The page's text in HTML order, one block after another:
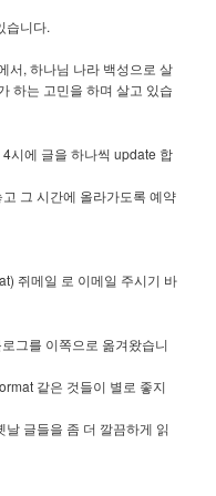
습니다.
서, 하나님 나라 백성으로 살
하는 고민을 하며 살고 있습
시에 글을 하나씩 update 합
그 시간에 올라가도록 예약
쥐메일 로 이메일 주시기 바
그를 이쪽으로 옮겨왔습니
같은 것들이 별로 좋지
글들을 좀 더 깔끔하게 읽